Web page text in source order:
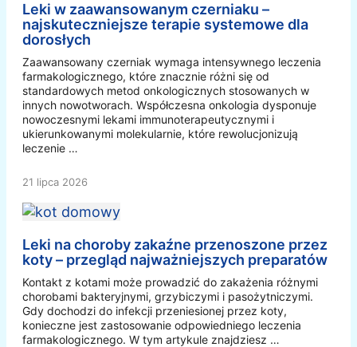
Leki w zaawansowanym czerniaku –
najskuteczniejsze terapie systemowe dla
dorosłych
Zaawansowany czerniak wymaga intensywnego leczenia
farmakologicznego, które znacznie różni się od
standardowych metod onkologicznych stosowanych w
innych nowotworach. Współczesna onkologia dysponuje
nowoczesnymi lekami immunoterapeutycznymi i
ukierunkowanymi molekularnie, które rewolucjonizują
leczenie …
21 lipca 2026
Leki na choroby zakaźne przenoszone przez
koty – przegląd najważniejszych preparatów
Kontakt z kotami może prowadzić do zakażenia różnymi
chorobami bakteryjnymi, grzybiczymi i pasożytniczymi.
Gdy dochodzi do infekcji przeniesionej przez koty,
konieczne jest zastosowanie odpowiedniego leczenia
farmakologicznego. W tym artykule znajdziesz …